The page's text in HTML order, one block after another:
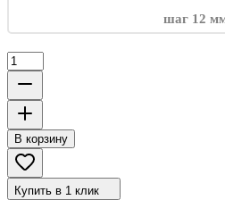
В корзину
Купить в 1 клик